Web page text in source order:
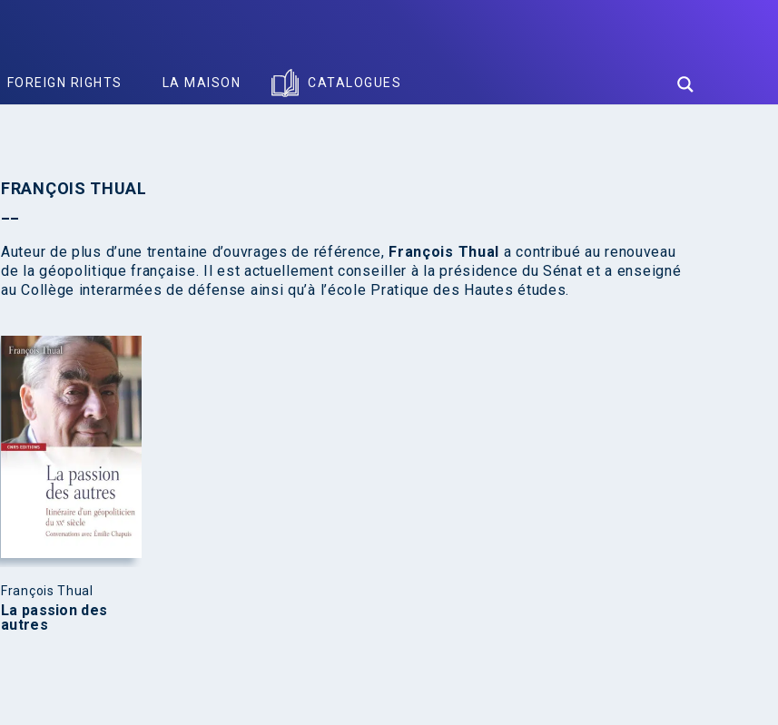
FOREIGN RIGHTS LA MAISON CATALOGUES
FRANÇOIS THUAL
Auteur de plus d’une trentaine d’ouvrages de référence, François Thual a contribué au renouveau
de la géopolitique française. Il est actuellement conseiller à la présidence du Sénat et a enseigné
au Collège interarmées de défense ainsi qu’à l’école Pratique des Hautes études.
François Thual
La passion des
autres